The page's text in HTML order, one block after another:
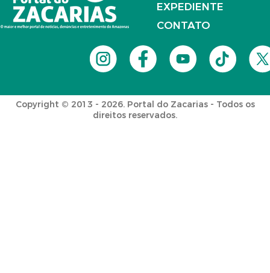
EXPEDIENTE
CONTATO
Copyright © 2013 - 2026. Portal do Zacarias - Todos os
direitos reservados.